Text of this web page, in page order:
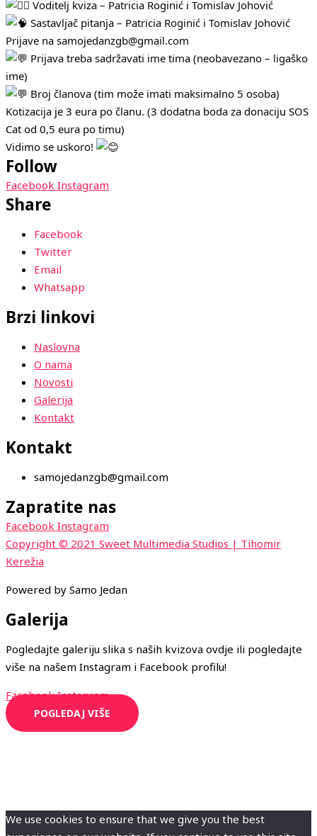
Voditelj kviza – Patricia Roginić i Tomislav Johović
Sastavljač pitanja – Patricia Roginić i Tomislav Johović
Prijave na samojedanzgb@gmail.com
Prijava treba sadržavati ime tima (neobavezano – ligaško
ime)
Broj članova (tim može imati maksimalno 5 osoba)
Kotizacija je 3 eura po članu. (3 dodatna boda za donaciju SOS
Cat od 0,5 eura po timu)
Vidimo se uskoro!
Follow
Facebook Instagram
Share
Facebook
Twitter
Email
Whatsapp
Brzi linkovi
Naslovna
O nama
Novosti
Galerija
Kontakt
Kontakt
samojedanzgb@gmail.com
Zapratite nas
Facebook Instagram
Copyright © 2021 Sweet Multimedia Studios | Tihomir
Kerežia
Powered by Samo Jedan
Galerija
Pogledajte galeriju slika s naših kvizova ovdje ili pogledajte
više na našem Instagram i Facebook profilu!
Facebook Instagram
POGLEDAJ VIŠE
We use cookies to ensure that we give you the best